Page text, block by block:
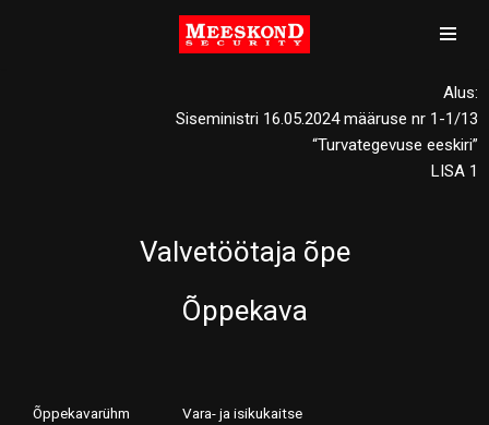
Alus:
Siseministri 16.05.2024 määruse nr 1-1/13
“Turvategevuse eeskiri”
LISA 1
Valvetöötaja õpe
Õppekava
Õppekavarühm Vara- ja isikukaitse